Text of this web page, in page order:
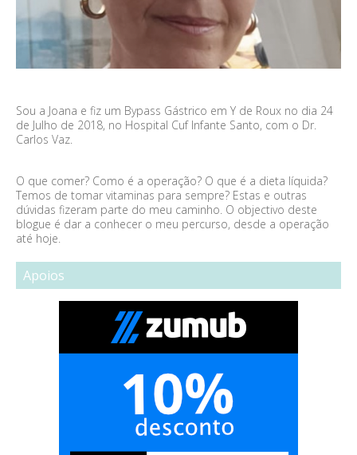
Sou a Joana e fiz um Bypass Gástrico em Y de Roux no dia 24
de Julho de 2018, no Hospital Cuf Infante Santo, com o Dr.
Carlos Vaz.
O que comer? Como é a operação? O que é a dieta líquida?
Temos de tomar vitaminas para sempre? Estas e outras
dúvidas fizeram parte do meu caminho. O objectivo deste
blogue é dar a conhecer o meu percurso, desde a operação
até hoje.
Apoios